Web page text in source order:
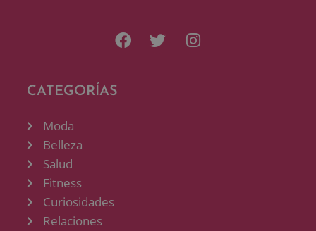
CATEGORÍAS
Moda
Belleza
Salud
Fitness
Curiosidades
Relaciones